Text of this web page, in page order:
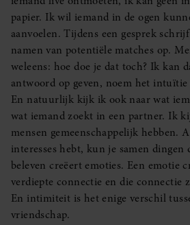
papier. Ik wil iemand in de ogen
aanvoelen. Tijdens een gesprek
namen van potentiële matches op.
weleens: hoe doe je dat toch? Ik kan
antwoord op geven, noem het
En natuurlijk kijk ik ook naar wat
wat iemand zoekt in een partner. Ik
mensen gemeenschappelijk hebben.
interesses hebt, kun je samen dingen
beleven creëert emoties. Een emotie
verdiepte connectie en die
En intimiteit is het enige verschil
vriendschap.